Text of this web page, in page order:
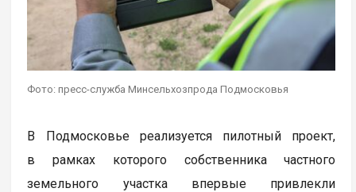
Фото: пресс-служба Минсельхозпрода Подмосковья
В Подмосковье реализуется пилотный проект,
в рамках которого собственника частного
земельного участка впервые привлекли